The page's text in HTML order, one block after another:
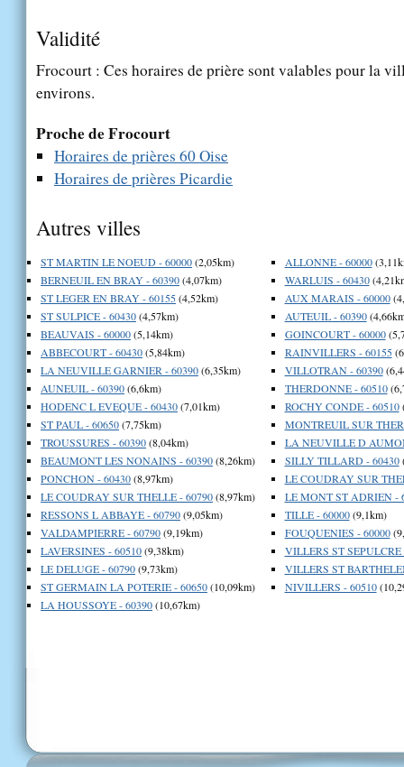
Validité
Frocourt : Ces horaires de prière sont valables pour la
environs.
Proche de Frocourt
Horaires de prières 60 Oise
Horaires de prières Picardie
Autres villes
ST MARTIN LE NOEUD - 60000(2,05km)
BERNEUIL EN BRAY - 60390(4,07km)
ST LEGER EN BRAY - 60155(4,52km)
ST SULPICE - 60430(4,57km)
BEAUVAIS - 60000(5,14km)
ABBECOURT - 60430(5,84km)
LA NEUVILLE GARNIER - 60390(6,35km)
AUNEUIL - 60390(6,6km)
HODENC L EVEQUE - 60430(7,01km)
ST PAUL - 60650(7,75km)
TROUSSURES - 60390(8,04km)
BEAUMONT LES NONAINS - 60390(8,26km)
PONCHON - 60430(8,97km)
LE COUDRAY SUR THELLE - 60790(8,97km)
RESSONS L ABBAYE - 60790(9,05km)
VALDAMPIERRE - 60790(9,19km)
LAVERSINES - 60510(9,38km)
LE DELUGE - 60790(9,73km)
ST GERMAIN LA POTERIE - 60650(10,09km)
LA HOUSSOYE - 60390(10,67km)
ALLONNE - 60000
WARLUIS - 60430
AUX MARAIS - 60000
AUTEUIL - 60390
GOINCOURT - 60000
RAINVILLERS - 60155
VILLOTRAN - 60390
THERDONNE - 60510
ROCHY CONDE - 60510
MONTREUIL SUR
LA NEUVILLE D
SILLY TILLARD - 60430
LE COUDRAY SUR
LE MONT ST ADRIEN -
TILLE - 60000(9,1km)
FOUQUENIES - 60000
VILLERS ST SEPULCRE
VILLERS ST
NIVILLERS - 60510